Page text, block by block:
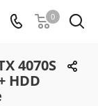
0
4070S
HDD